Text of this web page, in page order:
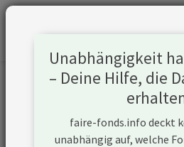
Informationen zum
Eastern Co SAE
Unabhängigkeit
– Deine Hilfe, die
faire-fonds.info deckt
unabhängig auf, welche